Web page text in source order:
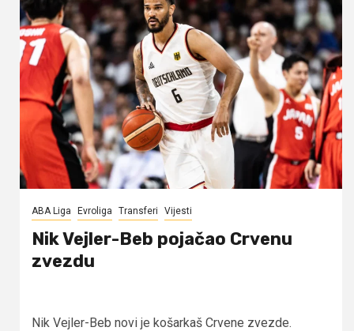
ABA Liga Evroliga Transferi Vijesti
Nik Vejler-Beb pojačao Crvenu
zvezdu
Nik Vejler-Beb novi je košarkaš Crvene zvezde.